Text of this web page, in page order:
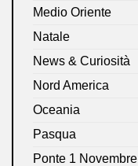
Medio Oriente
Natale
News & Curiosità
Nord America
Oceania
Pasqua
Ponte 1 Novembre